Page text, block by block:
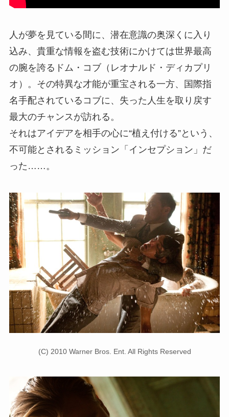
人が夢を見ている間に、潜在意識の奥深くに入り
込み、貴重な情報を盗む技術にかけては世界最高
の腕を誇るドム・コブ（レオナルド・ディカプリ
オ）。その特異な才能が重宝される一方、国際指
名手配されているコブに、失った人生を取り戻す
最大のチャンスが訪れる。
それはアイデアを相手の心に“植え付ける”という、
不可能とされるミッション「インセプション」だ
った……。
(C) 2010 Warner Bros. Ent. All Rights Reserved